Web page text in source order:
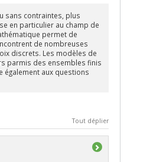
sans contraintes, plus
en particulier au champ de
permet de
de nombreuses
discrets. Les modèles de
parmis des ensembles finis
également aux questions
Tout déplier